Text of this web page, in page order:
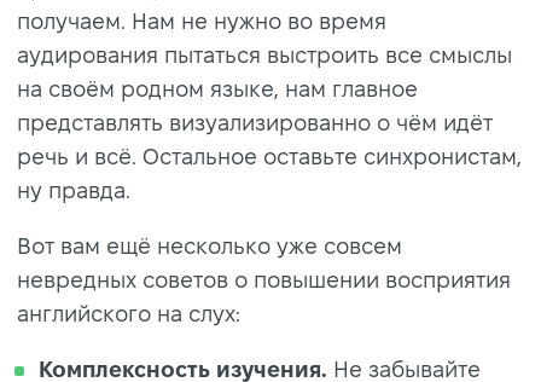
получаем. Нам не нужно во время
аудирования пытаться выстроить все смыслы
на своём родном языке, нам главное
представлять визуализированно о чём идёт
речь и всё. Остальное оставьте синхронистам,
ну правда.
Вот вам ещё несколько уже совсем
невредных советов о повышении восприятия
английского на слух:
Комплексность изучения. Не забывайте